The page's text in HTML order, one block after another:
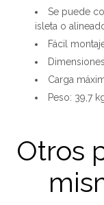
Se puede
isleta o
Fácil
Carga
Peso: 39,7
Otros